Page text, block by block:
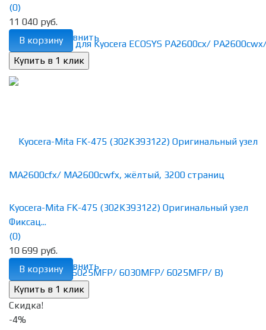
избранное сравнить
(0)
11 040 руб.
В корзину
избранное сравнить
Kyocera-Mita FK-475 (302K393122) Оригинальный узел
Фиксац...
(0)
10 699 руб.
В корзину
Скидка!
-4%